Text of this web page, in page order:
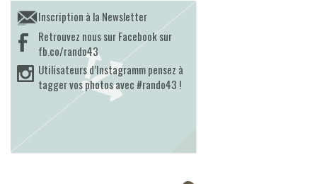
Inscription à la Newsletter
Retrouvez nous sur Facebook sur
fb.co/rando43
Utilisateurs d’Instagramm pensez à
tagger vos photos avec #rando43 !